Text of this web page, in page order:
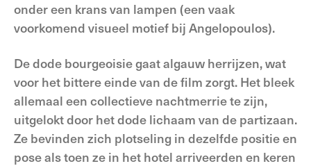
onder een krans van lampen (een vaak
voorkomend visueel motief bij Angelopoulos).
De dode bourgeoisie gaat algauw herrijzen, wat
voor het bittere einde van de film zorgt. Het bleek
allemaal een collectieve nachtmerrie te zijn,
uitgelokt door het dode lichaam van de partizaan.
Ze bevinden zich plotseling in dezelfde positie en
pose als toen ze in het hotel arriveerden en keren